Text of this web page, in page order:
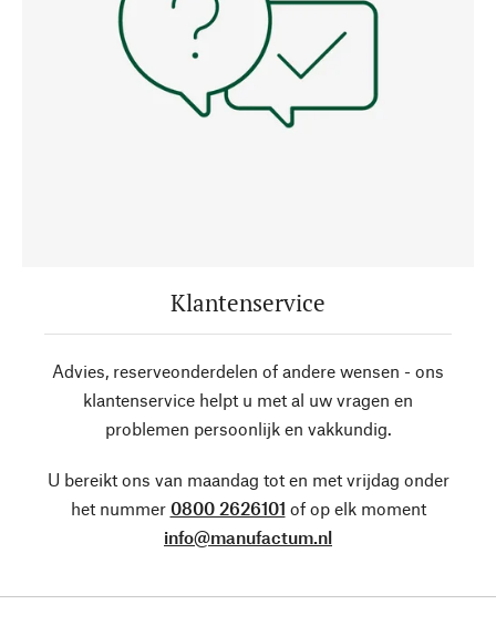
Klantenservice
Advies, reserveonderdelen of andere wensen - ons
klantenservice helpt u met al uw vragen en
problemen persoonlijk en vakkundig.
U bereikt ons van maandag tot en met vrijdag onder
het nummer 0800 2626101 of op elk moment
info@manufactum.nl